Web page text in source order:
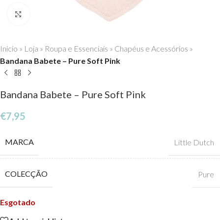
Início » Loja » Roupa e Essenciais » Chapéus e Acessórios »
Bandana Babete – Pure Soft Pink
Bandana Babete – Pure Soft Pink
€7,95
MARCA Little Dutch
COLECÇÃO Pure
Esgotado